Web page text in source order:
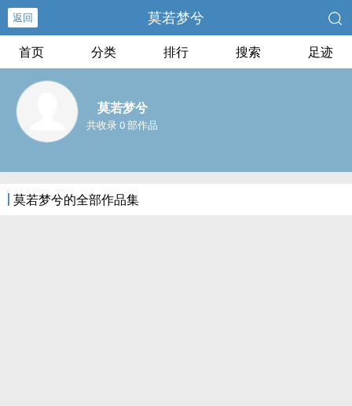
返回 莫若梦兮
首页 分类 排行 搜索 足迹
莫若梦兮
共收录 0 部作品
莫若梦兮的全部作品集